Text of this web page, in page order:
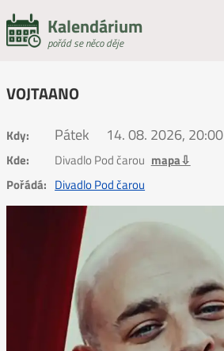
Kalendárium
pořád se něco děje
VOJTAANO
Kdy: Pátek 14. 08. 2026, 20:00
Kde: Divadlo Pod čarou mapa⇩
Pořádá: Divadlo Pod čarou